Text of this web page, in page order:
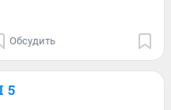
Обсудить
5